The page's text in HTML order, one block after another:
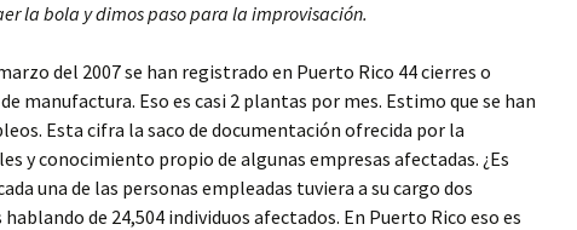
la bola y dimos paso para la improvisación.
del 2007 se han registrado en Puerto Rico 44 cierres o
manufactura. Eso es casi 2 plantas por mes. Estimo que se han
Esta cifra la saco de documentación ofrecida por la
y conocimiento propio de algunas empresas afectadas. ¿Es
una de las personas empleadas tuviera a su cargo dos
de 24,504 individuos afectados. En Puerto Rico eso es